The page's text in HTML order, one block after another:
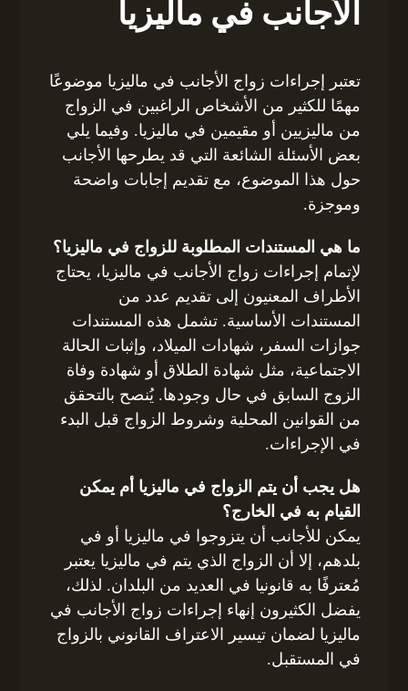
الأجانب في ماليزيا
تعتبر إجراءات زواج الأجانب في ماليزيا موضوعًا
مهمًا للكثير من الأشخاص الراغبين في الزواج
من ماليزيين أو مقيمين في ماليزيا. وفيما يلي
بعض الأسئلة الشائعة التي قد يطرحها الأجانب
حول هذا الموضوع، مع تقديم إجابات واضحة
وموجزة.
ما هي المستندات المطلوبة للزواج في ماليزيا؟
لإتمام إجراءات زواج الأجانب في ماليزيا، يحتاج
الأطراف المعنيون إلى تقديم عدد من
المستندات الأساسية. تشمل هذه المستندات
جوازات السفر، شهادات الميلاد، وإثبات الحالة
الاجتماعية، مثل شهادة الطلاق أو شهادة وفاة
الزوج السابق في حال وجودها. يُنصح بالتحقق
من القوانين المحلية وشروط الزواج قبل البدء
في الإجراءات.
هل يجب أن يتم الزواج في ماليزيا أم يمكن
القيام به في الخارج؟
يمكن للأجانب أن يتزوجوا في ماليزيا أو في
بلدهم، إلا أن الزواج الذي يتم في ماليزيا يعتبر
مُعترفًا به قانونيا في العديد من البلدان. لذلك،
يفضل الكثيرون إنهاء إجراءات زواج الأجانب في
ماليزيا لضمان تيسير الاعتراف القانوني بالزواج
في المستقبل.